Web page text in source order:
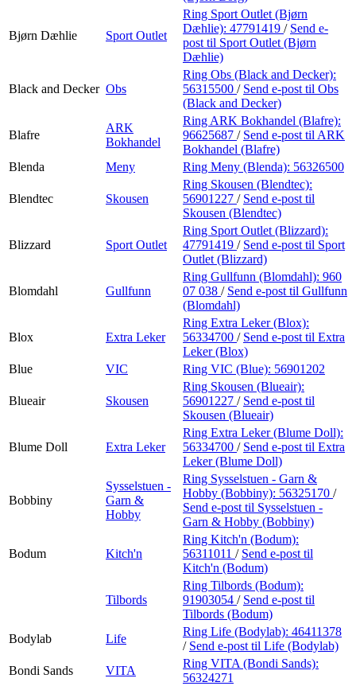
Bjørn Dæhlie Sport Outlet
Ring Sport Outlet (Bjørn
Dæhlie): 47791419 / Send e-
post til Sport Outlet (Bjørn
Dæhlie)
Black and Decker Obs
Ring Obs (Black and Decker):
56315500 / Send e-post til Obs
(Black and Decker)
Blafre
ARK
Bokhandel
Ring ARK Bokhandel (Blafre):
96625687 / Send e-post til ARK
Bokhandel (Blafre)
Blenda
Meny Ring Meny (Blenda): 56326500
Blendtec Skousen
Ring Skousen (Blendtec):
56901227 / Send e-post til
Skousen (Blendtec)
Blizzard Sport Outlet
Ring Sport Outlet (Blizzard):
47791419 / Send e-post til Sport
Outlet (Blizzard)
Blomdahl Gullfunn
Ring Gullfunn (Blomdahl): 960
07 038 / Send e-post til Gullfunn
(Blomdahl)
Blox Extra Leker
Ring Extra Leker (Blox):
56334700 / Send e-post til Extra
Leker (Blox)
Blue
VIC Ring VIC (Blue): 56901202
Blueair Skousen
Ring Skousen (Blueair):
56901227 / Send e-post til
Skousen (Blueair)
Blume Doll Extra Leker
Ring Extra Leker (Blume Doll):
56334700 / Send e-post til Extra
Leker (Blume Doll)
Bobbiny
Sysselstuen -
Garn &
Hobby
Ring Sysselstuen - Garn &
Hobby (Bobbiny): 56325170 /
Send e-post til Sysselstuen -
Garn & Hobby (Bobbiny)
Bodum Kitch'n
Ring Kitch'n (Bodum):
56311011 / Send e-post til
Kitch'n (Bodum)
Tilbords
Ring Tilbords (Bodum):
91903054 / Send e-post til
Tilbords (Bodum)
Bodylab
Life
Ring Life (Bodylab): 46411378
/ Send e-post til Life (Bodylab)
Bondi Sands
VITA
Ring VITA (Bondi Sands):
56324271